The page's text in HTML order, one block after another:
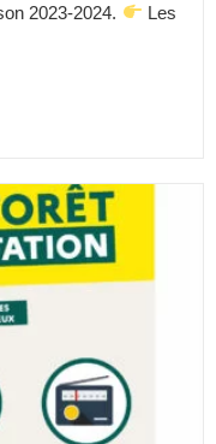
2023-2024.
Les